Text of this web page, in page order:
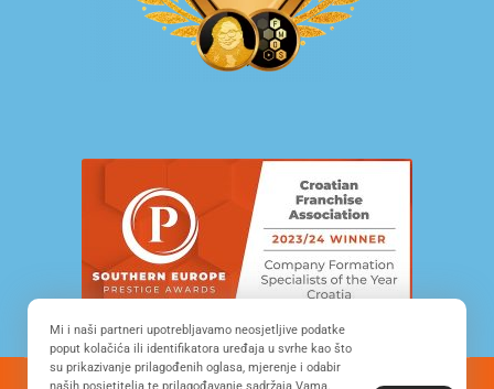
Mi i naši partneri upotrebljavamo neosjetljive podatke
poput kolačića ili identifikatora uređaja u svrhe kao što
su prikazivanje prilagođenih oglasa, mjerenje i odabir